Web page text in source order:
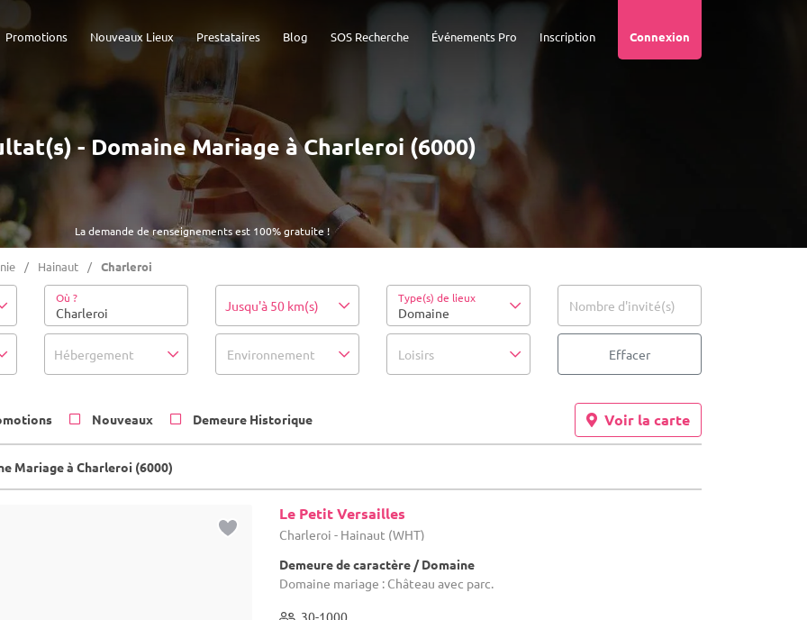
Connexion
Inscription
Événements Pro
SOS Recherche
Blog
Prestataires
Nouveaux Lieux
Promotions
La demande de renseignements est 100% gratuite !
- Domaine Mariage à Charleroi (6000)
Hainaut Charleroi
Où ? Jusqu'à 50 km(s) Type(s) de lieux
Domaine Nombre d'invité(s)
Hébergement Environnement Loisirs Effacer
Nouveaux Demeure Historique Voir la carte
Mariage à Charleroi (6000)
Le Petit Versailles
Charleroi - Hainaut (WHT)
Demeure de caractère / Domaine
Domaine mariage : Château avec parc.
30-1000